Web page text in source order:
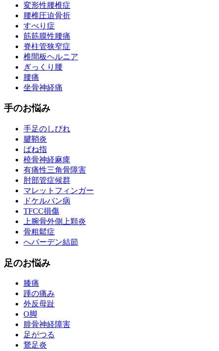
変形性腰椎症
腰椎圧迫骨折
すべり症
筋筋膜性腰痛
脊柱管狭窄症
椎間板ヘルニア
ぎっくり腰
腰痛
坐骨神経痛
手のお悩み
手足のしびれ
腱鞘炎
ばね指
橈骨神経麻痺
有痛性三角骨障害
肘部管症候群
マレットフィンガー
ドケルバン病
TFCC損傷
上腕骨外側上顆炎
骨粗鬆症
へバーデン結節
足のお悩み
膝痛
踵の痛み
外反母趾
О脚
腓骨神経障害
足がつる
鵞足炎